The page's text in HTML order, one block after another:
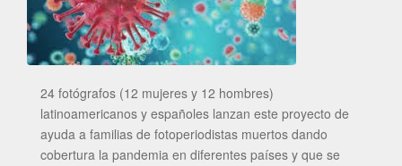
24 fotógrafos (12 mujeres y 12 hombres)
latinoamericanos y españoles lanzan este proyecto de
ayuda a familias de fotoperiodistas muertos dando
cobertura la pandemia en diferentes países y que se